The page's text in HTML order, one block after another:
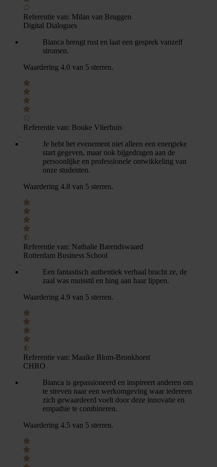
Referentie van: Milan van Bruggen
Digital Dialogues
Bianca brengt rust en laat een gesprek vanzelf
stromen.
Waardering 4.0 van 5 sterren.
Referentie van: Bouke Vlierhuis
Je hebt het evenement niet alleen een energieke
start gegeven, maar ook bijgedragen aan de
persoonlijke en professionele ontwikkeling van
onze studenten.
Waardering 4.8 van 5 sterren.
Referentie van: Nathalie Barendswaard
Rotterdam Business School
Een fantastisch authentiek verhaal bracht ze, de
zaal was muisstil en hing aan haar lippen.
Waardering 4.9 van 5 sterren.
Referentie van: Maaike Blom-Bronkhorst
CHRO
Bianca is gepassioneerd en inspireert anderen om
te streven naar een werkomgeving waar iedereen
zich gewaardeerd voelt door deze innovatie en
empathie te combineren.
Waardering 4.5 van 5 sterren.